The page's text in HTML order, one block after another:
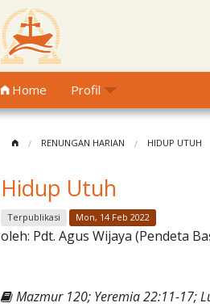
Home Profil
RENUNGAN HARIAN HIDUP UTUH
Hidup Utuh
Terpublikasi Mon, 14 Feb 2022
oleh: Pdt. Agus Wijaya (Pendeta
Mazmur 120; Yeremia 22:11-17;